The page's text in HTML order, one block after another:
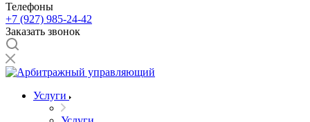
Телефоны
+7 (927) 985-24-42
Заказать звонок
Услуги